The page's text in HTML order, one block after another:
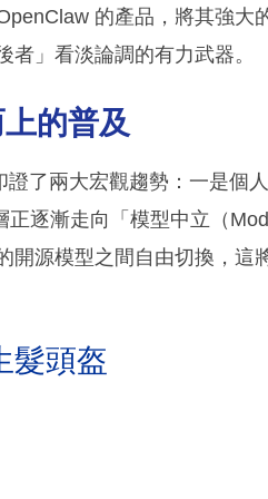
的產品，將其強大
」看淡論調的有力武器。
的普及
了兩大宏觀趨勢：一是個
逐漸走向「模型中立（
開源模型之間自由切換，這
髮頭盔